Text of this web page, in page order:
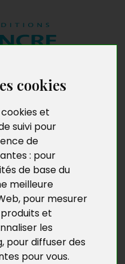
cookies
et
suivi pour
de
: pour
de base du
meilleure
, pour mesurer
et
les
, pour diffuser des
pour vous.